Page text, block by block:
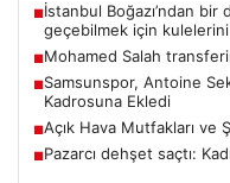
■İstanbul Boğazı’ndan
geçebilmek için kulelerini
■Mohamed Salah
■Samsunspor, Antoine
Kadrosuna Ekledi
■Açık Hava Mutfakları ve
■Pazarcı dehşet saçtı: